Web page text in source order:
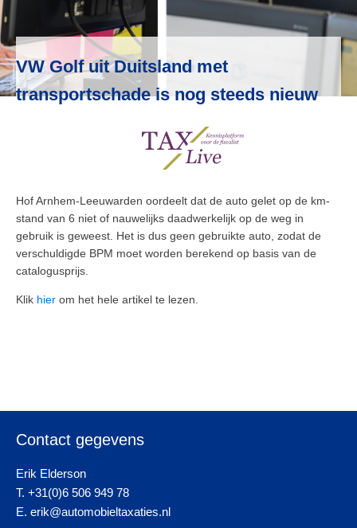
VW Golf uit Duitsland met
transportschade is nog steeds nieuw
Hof Arnhem-Leeuwarden oordeelt dat de auto gelet op de km-
stand van 6 niet of nauwelijks daadwerkelijk op de weg in
gebruik is geweest. Het is dus geen gebruikte auto, zodat de
verschuldigde BPM moet worden berekend op basis van de
catalogusprijs.
Klik hier om het hele artikel te lezen.
Contact gegevens
Erik Elderson
T. +31(0)6 506 949 78
E. erik@automobieltaxaties.nl